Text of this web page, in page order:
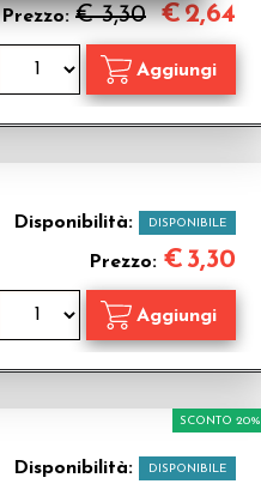
Prezzo:€ 3,30 €2,64
Disponibilità: DISPONIBILE
Prezzo: € 3,30
Disponibilità: DISPONIBILE
SCONTO 20%